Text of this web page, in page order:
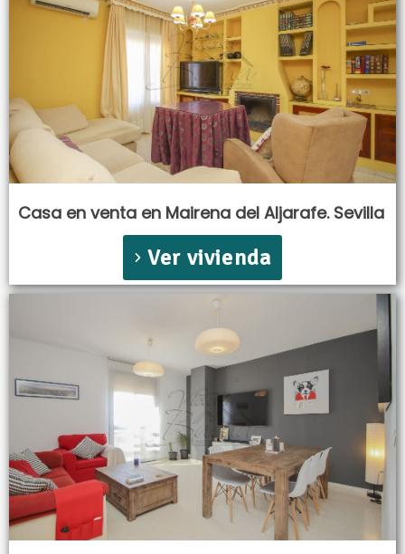
Casa en venta en Mairena del Aljarafe. Sevilla
Ver vivienda